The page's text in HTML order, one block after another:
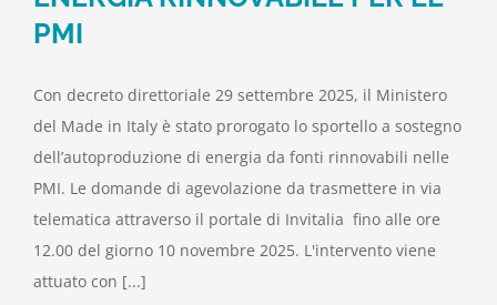
PMI
Con decreto direttoriale 29 settembre 2025, il Ministero
del Made in Italy è stato prorogato lo sportello a sostegno
dell’autoproduzione di energia da fonti rinnovabili nelle
PMI. Le domande di agevolazione da trasmettere in via
telematica attraverso il portale di Invitalia fino alle ore
12.00 del giorno 10 novembre 2025. L'intervento viene
attuato con [...]